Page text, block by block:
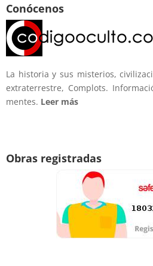
Conócenos
La historia y sus misterios,
extraterrestre, Complots.
mentes. Leer más
Obras registradas